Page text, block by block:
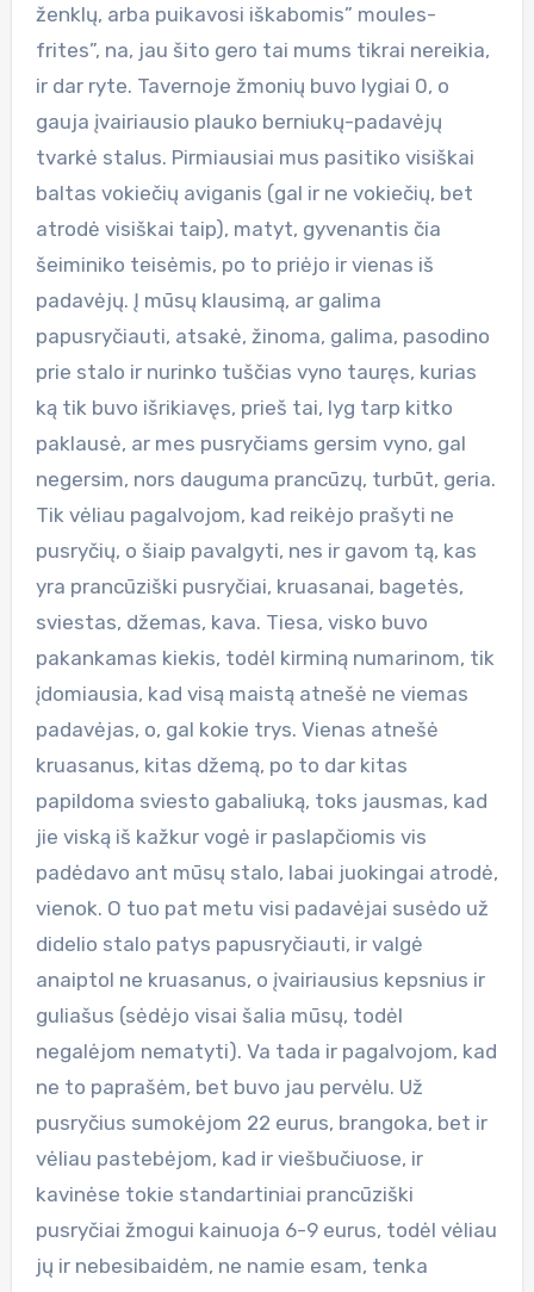
ženklų, arba puikavosi iškabomis” moules-
frites”, na, jau šito gero tai mums tikrai nereikia,
ir dar ryte. Tavernoje žmonių buvo lygiai 0, o
gauja įvairiausio plauko berniukų-padavėjų
tvarkė stalus. Pirmiausiai mus pasitiko visiškai
baltas vokiečių aviganis (gal ir ne vokiečių, bet
atrodė visiškai taip), matyt, gyvenantis čia
šeiminiko teisėmis, po to priėjo ir vienas iš
padavėjų. Į mūsų klausimą, ar galima
papusryčiauti, atsakė, žinoma, galima, pasodino
prie stalo ir nurinko tuščias vyno tauręs, kurias
ką tik buvo išrikiavęs, prieš tai, lyg tarp kitko
paklausė, ar mes pusryčiams gersim vyno, gal
negersim, nors dauguma prancūzų, turbūt, geria.
Tik vėliau pagalvojom, kad reikėjo prašyti ne
pusryčių, o šiaip pavalgyti, nes ir gavom tą, kas
yra prancūziški pusryčiai, kruasanai, bagetės,
sviestas, džemas, kava. Tiesa, visko buvo
pakankamas kiekis, todėl kirminą numarinom, tik
įdomiausia, kad visą maistą atnešė ne viemas
padavėjas, o, gal kokie trys. Vienas atnešė
kruasanus, kitas džemą, po to dar kitas
papildoma sviesto gabaliuką, toks jausmas, kad
jie viską iš kažkur vogė ir paslapčiomis vis
padėdavo ant mūsų stalo, labai juokingai atrodė,
vienok. O tuo pat metu visi padavėjai susėdo už
didelio stalo patys papusryčiauti, ir valgė
anaiptol ne kruasanus, o įvairiausius kepsnius ir
guliašus (sėdėjo visai šalia mūsų, todėl
negalėjom nematyti). Va tada ir pagalvojom, kad
ne to paprašėm, bet buvo jau pervėlu. Už
pusryčius sumokėjom 22 eurus, brangoka, bet ir
vėliau pastebėjom, kad ir viešbučiuose, ir
kavinėse tokie standartiniai prancūziški
pusryčiai žmogui kainuoja 6-9 eurus, todėl vėliau
jų ir nebesibaidėm, ne namie esam, tenka